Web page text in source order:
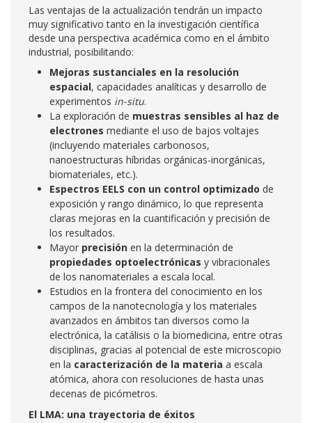
Las ventajas de la actualización tendrán un impacto
muy significativo tanto en la investigación científica
desde una perspectiva académica como en el ámbito
industrial, posibilitando:
Mejoras sustanciales en la resolución
espacial, capacidades analíticas y desarrollo de
experimentos in-situ.
La exploración de muestras sensibles al haz de
electrones mediante el uso de bajos voltajes
(incluyendo materiales carbonosos,
nanoestructuras híbridas orgánicas-inorgánicas,
biomateriales, etc.).
Espectros EELS con un control optimizado de
exposición y rango dinámico, lo que representa
claras mejoras en la cuantificación y precisión de
los resultados.
Mayor precisión en la determinación de
propiedades optoelectrónicas y vibracionales
de los nanomateriales a escala local.
Estudios en la frontera del conocimiento en los
campos de la nanotecnología y los materiales
avanzados en ámbitos tan diversos como la
electrónica, la catálisis o la biomedicina, entre otras
disciplinas, gracias al potencial de este microscopio
en la caracterización de la materia a escala
atómica, ahora con resoluciones de hasta unas
decenas de picómetros.
El LMA: una trayectoria de éxitos